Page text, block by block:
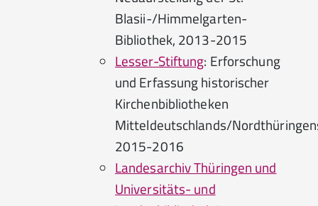
Blasii-/Himmelgarten-
Bibliothek, 2013-2015
Lesser-Stiftung: Erforschung
und Erfassung historischer
Kirchenbibliotheken
Mitteldeutschlands/
2015-2016
Landesarchiv Thüringen und
Universitäts- und